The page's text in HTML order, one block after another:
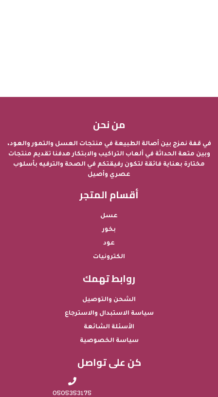
من نحن
في قفة نمزج بين أصالة الطبيعة في منتجات العسل والتمور والعود،
وبين متعة الحداثة في ألعاب التراكيب والابتكار هدفنا تقديم منتجات
مختارة بعناية فائقة لتكون رفيقتكم في الصحة والترفيه بأسلوب
عصري وأصيل
أقسام المتجر
عسل
بخور
عود
الكترونيات
روابط تهمك
الشحن والتوصيل
سياسة الاستبدال والاسترجاع
الأسئلة الشائعة
سياسة الخصوصية
كن على تواصل
0505353175